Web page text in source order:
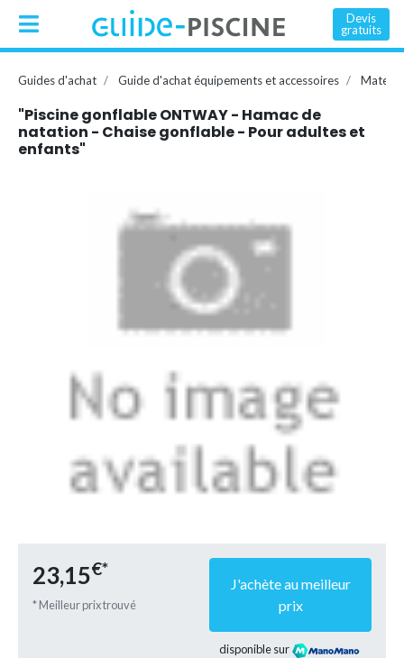
Devis
gratuits
Guides d'achat Guide d'achat équipements et accessoires
"Piscine gonflable ONTWAY - Hamac de
natation - Chaise gonflable - Pour adultes et
enfants"
23,15€*
* Meilleur prix trouvé
J'achète au meilleur
prix
disponible sur